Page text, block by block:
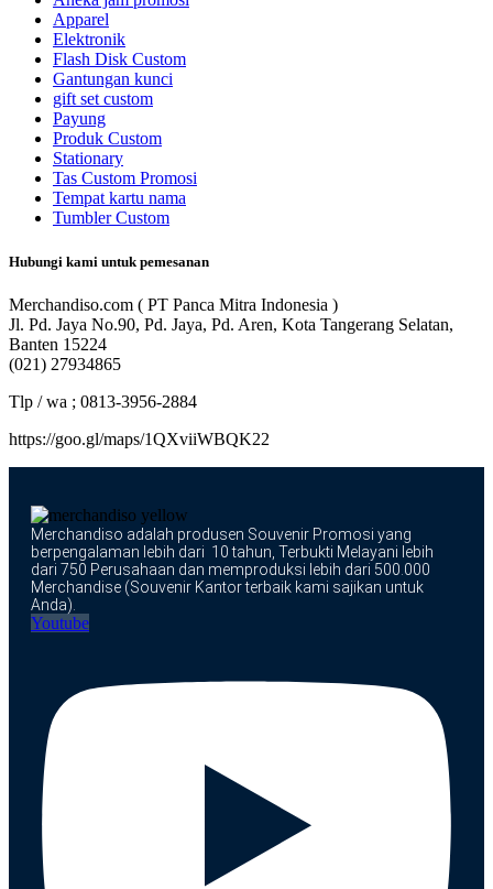
Apparel
Elektronik
Flash Disk Custom
Gantungan kunci
gift set custom
Payung
Produk Custom
Stationary
Tas Custom Promosi
Tempat kartu nama
Tumbler Custom
Hubungi kami untuk pemesanan
Merchandiso.com ( PT Panca Mitra Indonesia )
Jl. Pd. Jaya No.90, Pd. Jaya, Pd. Aren, Kota Tangerang Selatan,
Banten 15224
(021) 27934865
Tlp / wa ; 0813-3956-2884
https://goo.gl/maps/1QXviiWBQK22
Merchandiso adalah produsen Souvenir Promosi yang
berpengalaman lebih dari 10 tahun, Terbukti Melayani lebih
dari 750 Perusahaan dan memproduksi lebih dari 500.000
Merchandise (Souvenir Kantor terbaik kami sajikan untuk
Anda).
Youtube